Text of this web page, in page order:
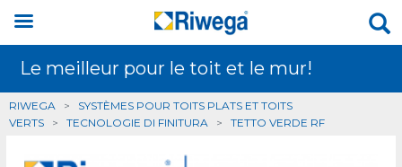
Le meilleur pour le toit et le mur!
RIWEGA > SYSTÈMES POUR TOITS PLATS ET TOITS
VERTS > TECNOLOGIE DI FINITURA > TETTO VERDE RF